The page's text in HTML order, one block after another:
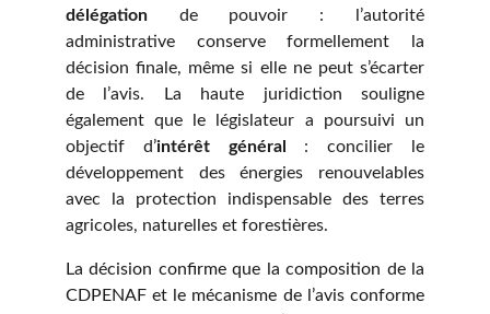
délégation de pouvoir : l’autorité
administrative conserve formellement la
décision finale, même si elle ne peut s’écarter
de l’avis. La haute juridiction souligne
également que le législateur a poursuivi un
objectif d’intérêt général
: concilier le
développement des énergies renouvelables
avec la protection indispensable des terres
agricoles, naturelles et forestières.
La décision confirme que la composition de la
CDPENAF et le mécanisme de l’avis conforme